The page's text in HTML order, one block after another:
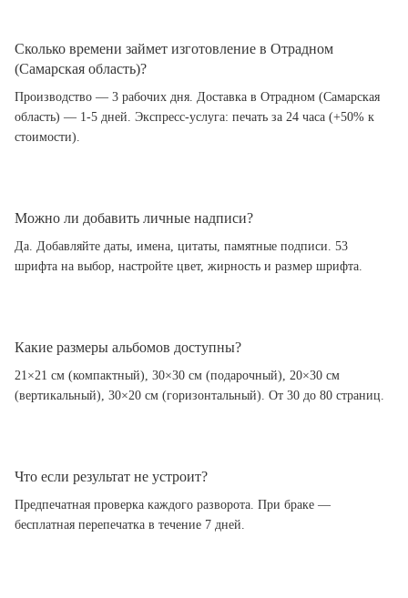
Сколько времени займет изготовление в Отрадном
(Самарская область)?
Производство — 3 рабочих дня. Доставка в Отрадном (Самарская
область) — 1-5 дней. Экспресс-услуга: печать за 24 часа (+50% к
стоимости).
Можно ли добавить личные надписи?
Да. Добавляйте даты, имена, цитаты, памятные подписи. 53
шрифта на выбор, настройте цвет, жирность и размер шрифта.
Какие размеры альбомов доступны?
21×21 см (компактный), 30×30 см (подарочный), 20×30 см
(вертикальный), 30×20 см (горизонтальный). От 30 до 80 страниц.
Что если результат не устроит?
Предпечатная проверка каждого разворота. При браке —
бесплатная перепечатка в течение 7 дней.